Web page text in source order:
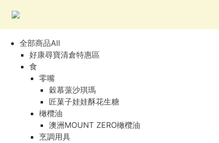
全部商品All
好康尋寶清倉特惠區
食
零嘴
穀慕蒎沙琪瑪
匠菓子娃娃酥花生糖
橄欖油
澳洲MOUNT ZERO橄欖油
烹調用具